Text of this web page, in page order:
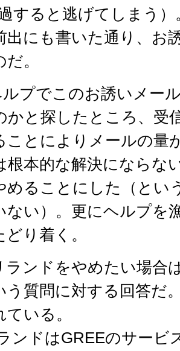
過すると逃げてしまう）
出にも書いた通り、お
。
プでこのお誘いメー
かと探したところ、受
ことによりメールの量
根本的な解決にならな
めることにした（とい
ない）。更にヘルプを
り着く。
ランドをやめたい場合
う質問に対する回答だ
いる。
ンドはGREEのサービ